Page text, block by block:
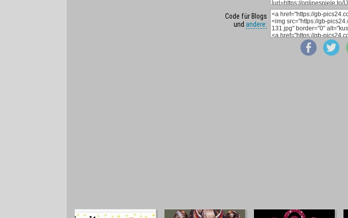
Code für Blogs
und andere: